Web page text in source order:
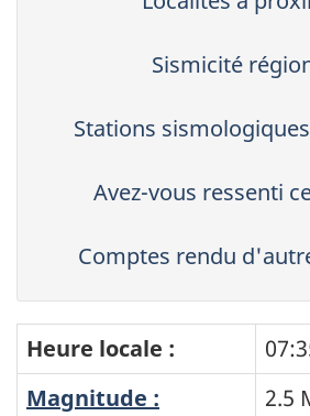
Sismicité
Stations
Avez-vous ressenti
Comptes rendu
Heure locale :
Magnitude :
2.5